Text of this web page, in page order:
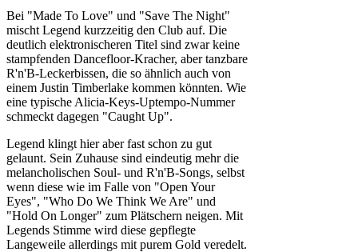
Bei "Made To Love" und "Save The Night"
mischt Legend kurzzeitig den Club auf. Die
deutlich elektronischeren Titel sind zwar keine
stampfenden Dancefloor-Kracher, aber tanzbare
R'n'B-Leckerbissen, die so ähnlich auch von
einem Justin Timberlake kommen könnten. Wie
eine typische Alicia-Keys-Uptempo-Nummer
schmeckt dagegen "Caught Up".
Legend klingt hier aber fast schon zu gut
gelaunt. Sein Zuhause sind eindeutig mehr die
melancholischen Soul- und R'n'B-Songs, selbst
wenn diese wie im Falle von "Open Your
Eyes", "Who Do We Think We Are" und
"Hold On Longer" zum Plätschern neigen. Mit
Legends Stimme wird diese gepflegte
Langeweile allerdings mit purem Gold veredelt.